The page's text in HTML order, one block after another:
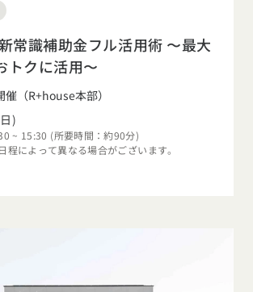
常識補助金フル活用術 〜最大
トクに活用〜
（R+house本部）
)
~ 15:30 (所要時間：約90分)
によって異なる場合がございます。